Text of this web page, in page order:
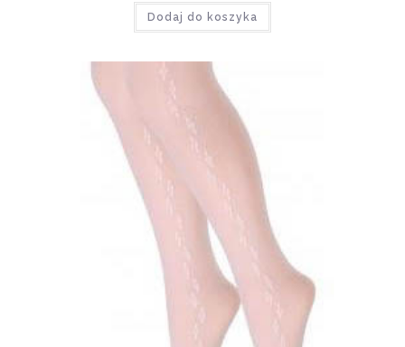
Dodaj do koszyka